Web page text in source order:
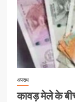
अपराध
कावड़ मेले के